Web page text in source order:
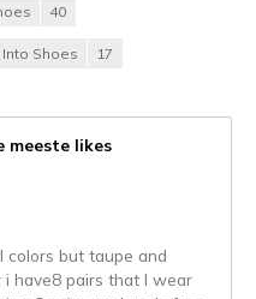
40
Shoes 17
meeste likes
colors but taupe and
have8 pairs that I wear